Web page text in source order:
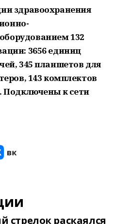
здравоохранения
132
3656 единиц
345 планшетов для
143 комплектов
Подключены к сети
стрелок раскаялся